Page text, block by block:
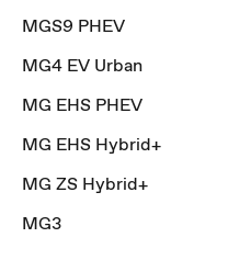
MGS9 PHEV
MG4 EV Urban
MG EHS PHEV
MG EHS Hybrid+
MG ZS Hybrid+
MG3